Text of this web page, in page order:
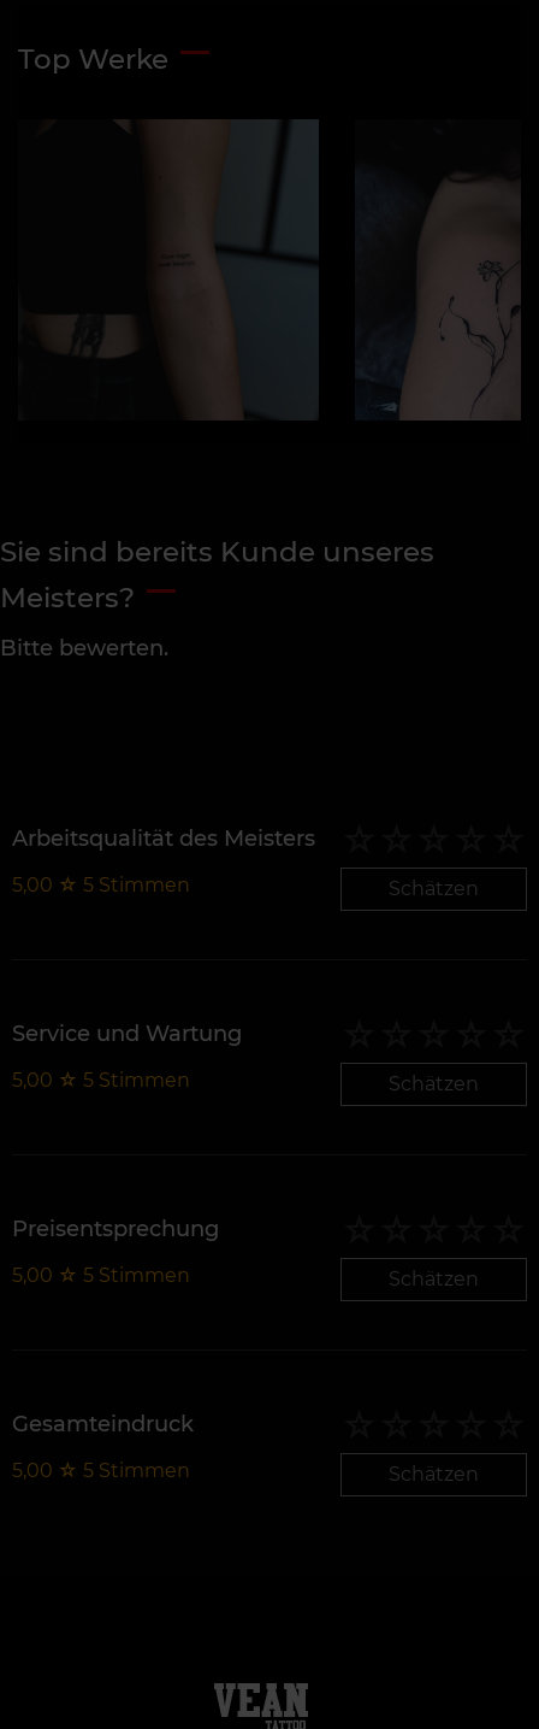
Top Werke
Sie sind bereits Kunde unseres
Meisters?
Bitte bewerten.
Arbeitsqualität des Meisters
5,00 ☆ 5 Stimmen Schätzen
Service und Wartung
5,00 ☆ 5 Stimmen Schätzen
Preisentsprechung
5,00 ☆ 5 Stimmen Schätzen
Gesamteindruck
5,00 ☆ 5 Stimmen Schätzen